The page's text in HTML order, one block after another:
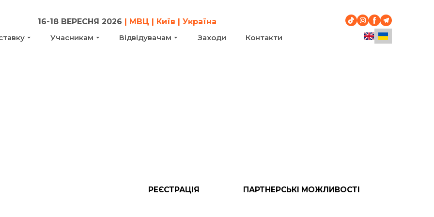
16-18 ВЕРЕСНЯ 2026 | МВЦ | Київ | Україна
Учасникам Відвідувачам Заходи Контакти
РЕЄСТРАЦІЯ ПАРТНЕРСЬКІ МОЖЛИВОСТІ